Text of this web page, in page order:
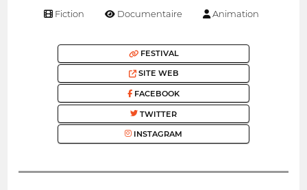
Fiction Documentaire Animation
FESTIVAL
SITE WEB
FACEBOOK
TWITTER
INSTAGRAM